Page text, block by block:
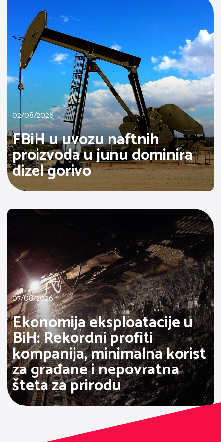
02/08/2026
FBiH u uvozu naftnih
proizvoda u junu dominira
dizel gorivo
07/08/2026
Ekonomija eksploatacije u
BiH: Rekordni profiti
kompanija, minimalna korist
za građane i nepovratna
šteta za prirodu